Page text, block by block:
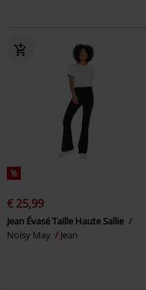
%
€ 25,99
Jean Évasé Taille Haute Sallie
Noisy May
Jean